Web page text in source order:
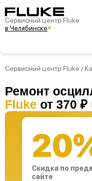
Сервисный центр Fluke
в Челябинске
Сервисный центр Fluke /
Ремонт
Fluke от 370
Скидка по
сайте